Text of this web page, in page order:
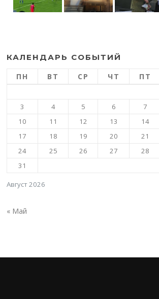
КАЛЕНДАРЬ СОБЫТИЙ
Август 2026
ПН ВТ СР ЧТ ПТ
3
4 5 6 7
10
11 12 13 14
17
18 19 20 21
24
25 26 27 28
31
« Май